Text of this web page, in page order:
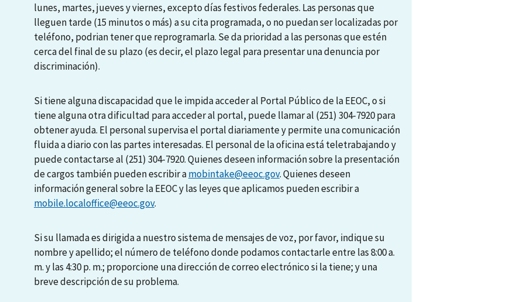
lunes, martes, jueves y viernes, excepto días festivos federales. Las personas que
lleguen tarde (15 minutos o más) a su cita programada, o no puedan ser localizadas por
teléfono, podrian tener que reprogramarla. Se da prioridad a las personas que estén
cerca del final de su plazo (es decir, el plazo legal para presentar una denuncia por
discriminación).
Si tiene alguna discapacidad que le impida acceder al Portal Público de la EEOC, o si
tiene alguna otra dificultad para acceder al portal, puede llamar al (251) 304-7920 para
obtener ayuda. El personal supervisa el portal diariamente y permite una comunicación
fluida a diario con las partes interesadas. El personal de la oficina está teletrabajando y
puede contactarse al (251) 304-7920. Quienes deseen información sobre la presentación
de cargos también pueden escribir amobintake@eeoc.gov. Quienes deseen
información general sobre la EEOC y las leyes que aplicamos pueden escribir a
mobile.localoffice@eeoc.gov.
Si su llamada es dirigida a nuestro sistema de mensajes de voz, por favor, indique su
nombre y apellido; el número de teléfono donde podamos contactarle entre las 8:00 a.
m. y las 4:30 p. m.; proporcione una dirección de correo electrónico si la tiene; y una
breve descripción de su problema.